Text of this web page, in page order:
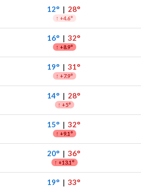
12°| 28°
↑ +4.6°
16°| 32°
↑ +8.9°
19°| 31°
↑ +7.9°
14°| 28°
↑ +5°
15°| 32°
↑ +9.1°
20°| 36°
↑ +13.1°
19°| 33°